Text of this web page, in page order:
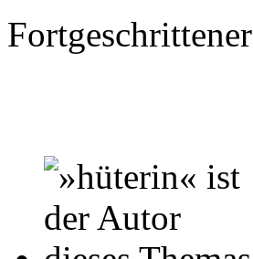
Fortgeschrittener